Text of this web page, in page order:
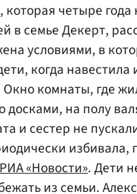
которая четыре
в семье Декерт,
условиями, в
когда навестила
Окно комнаты, где
досками, на полу
и сестер не
избивала,
РИА «Новости». Дети
из семьи.